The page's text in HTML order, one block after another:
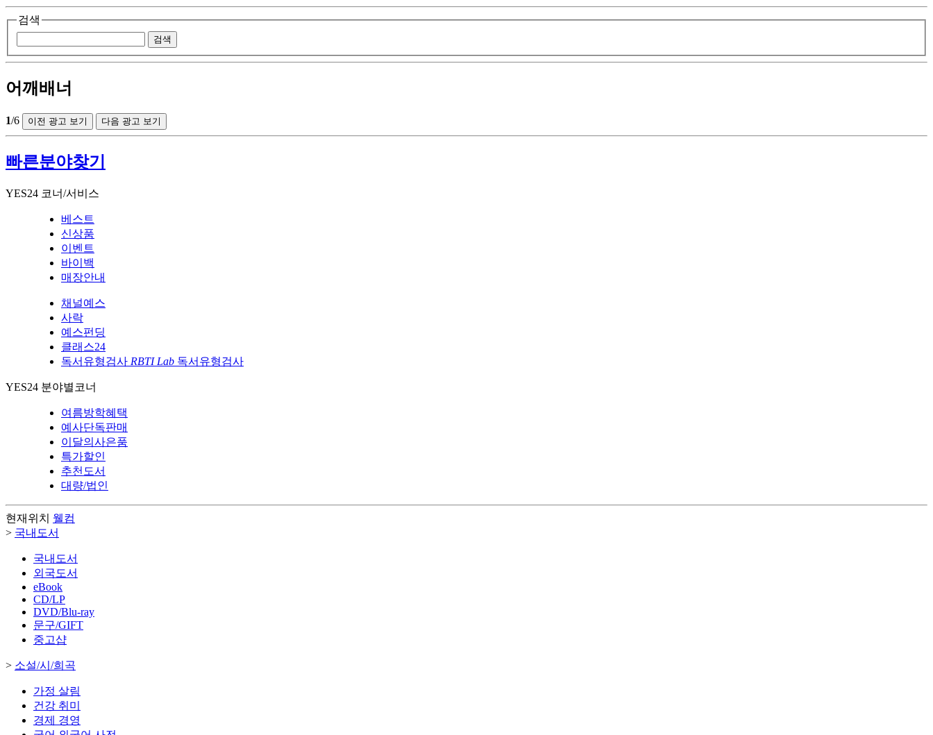
검색
검색
어깨배너
1/6 이전 광고 보기 다음 광고 보기
빠른분야찾기
YES24 코너/서비스
베스트
신상품
이벤트
바이백
매장안내
채널예스
사락
예스펀딩
클래스24
독서유형검사 RBTI Lab 독서유형검사
YES24 분야별코너
여름방학혜택
예사단독판매
이달의사은품
특가할인
추천도서
대량/법인
현재위치
웰컴
> 국내도서
국내도서
외국도서
eBook
CD/LP
DVD/Blu-ray
문구/GIFT
중고샵
> 소설/시/희곡
가정 살림
건강 취미
경제 경영